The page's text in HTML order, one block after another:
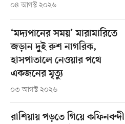
০৪ আগস্ট ২০২৬
‘মদ্যপানের সময়’ মারামারিতে
জড়ান দুই রুশ নাগরিক,
হাসপাতালে নেওয়ার পথে
একজনের মৃত্যু
০৩ আগস্ট ২০২৬
রাশিয়ায় পড়তে গিয়ে কফিনবন্দী